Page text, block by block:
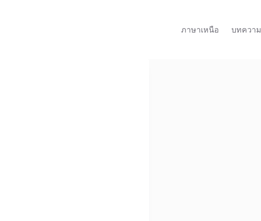
ภาษาเหนือ
บทความ